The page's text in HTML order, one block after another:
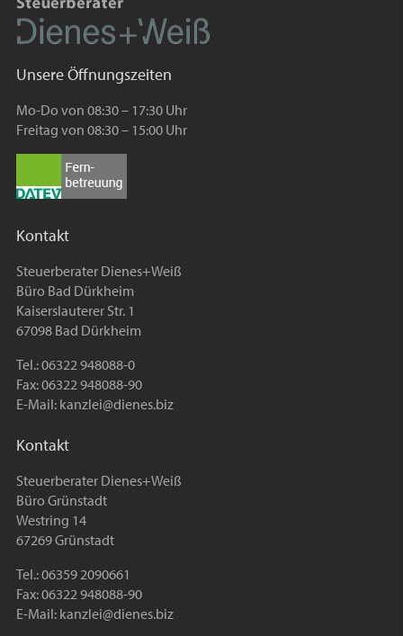
Unsere Öffnungszeiten
Mo-Do von 08:30 – 17:30 Uhr
Freitag von 08:30 – 15:00 Uhr
Kontakt
Steuerberater Dienes+Weiß
Büro Bad Dürkheim
Kaiserslauterer Str. 1
67098 Bad Dürkheim
Tel.: 06322 948088-0
Fax: 06322 948088-90
E-Mail: kanzlei@dienes.biz
Kontakt
Steuerberater Dienes+Weiß
Büro Grünstadt
Westring 14
67269 Grünstadt
Tel.: 06359 2090661
Fax: 06322 948088-90
E-Mail: kanzlei@dienes.biz